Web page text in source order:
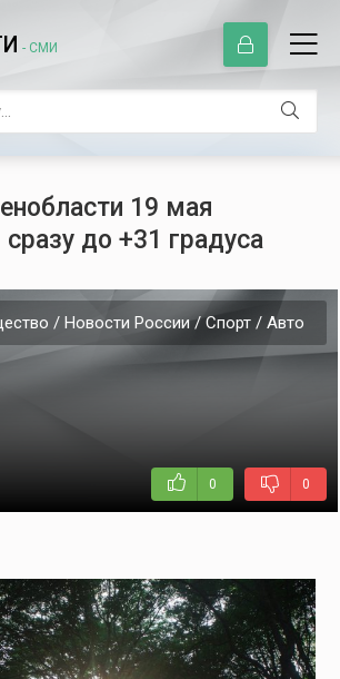
- СМИ
19 мая
сразу до +31 градуса
/ Новости России / Спорт / Авто
0 0